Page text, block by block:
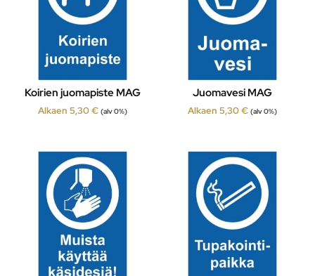
Koirien juomapiste MAG
Alkaen5,30€ (alv 0%)
Juomavesi MAG
Alkaen 5,30€ (alv 0%)